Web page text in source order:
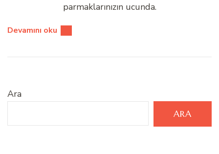
parmaklarınızın ucunda.
Devamını oku
Ara
ARA